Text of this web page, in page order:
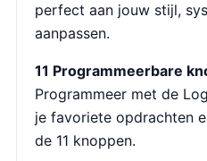
perfect aan jouw stijl,
aanpassen.
11 Programmeerbare
Programmeer met de
je favoriete opdrachten
de 11 knoppen.